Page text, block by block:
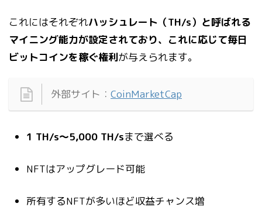
これにはそれぞれハッシュレート（TH/s）と呼ばれる
マイニング能力が設定されており、これに応じて毎日
ビットコインを稼ぐ権利が与えられます。
外部サイト： CoinMarketCap
1 TH/s〜5,000 TH/sまで選べる
NFTはアップグレード可能
所有するNFTが多いほど収益チャンス増